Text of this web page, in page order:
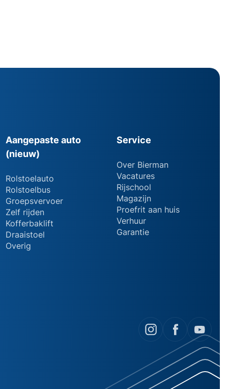
Aangepaste auto
(nieuw)
Rolstoelauto
Rolstoelbus
Groepsvervoer
Zelf rijden
Kofferbaklift
Draaistoel
Overig
Service
Over Bierman
Vacatures
Rijschool
Magazijn
Proefrit aan huis
Verhuur
Garantie